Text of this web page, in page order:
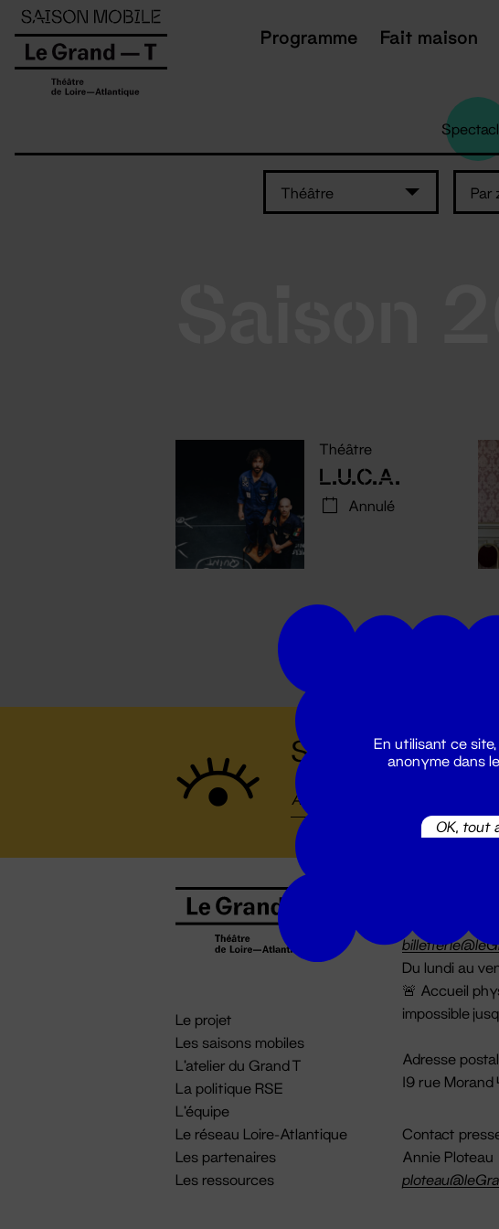
Programme Fait maison
Théâtre Par
Théâtre
L.U.C.A.
Annulé
Suivez toutes
Le projet
Les saisons mobiles
L'atelier du Grand T
La politique RSE
L'équipe
Le réseau Loire-Atlantique
Les partenaires
Les ressources
Du lundi au
🚨 Accueil
impossible
Adresse
19 rue
Contact
Annie Ploteau
Panneau de gestion des cookies
En utilisant ce
anonyme dans
OK, tout